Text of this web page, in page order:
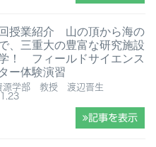
授業紹介 ⼭の頂から海の
、三重大の豊富な研究施設
！ フィールドサイエンス
ー体験演習
源学部 教授 渡辺晋生
記事を表示